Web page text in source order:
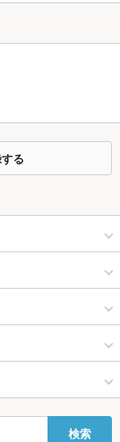
おります
ます！
スタッフまでお声かけ下
る
パスタ
検索